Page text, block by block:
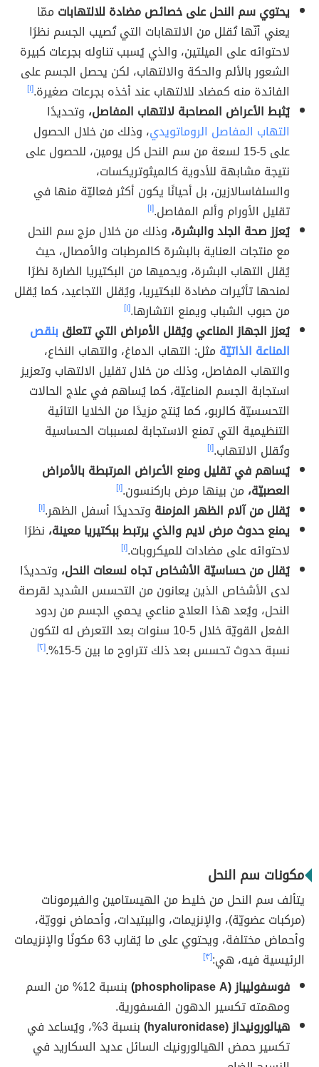
يحتوي سم النحل على خصائص مضادة للالتهابات ممّا
يعني أنّها تُقلل من الالتهابات التي تُصيب الجسم نظرًا
لاحتوائه على الميلتين، والذي يُسبب تناوله بجرعات كبيرة
الشعور بالألم والحكة والالتهاب، لكن يحصل الجسم على
الفائدة منه كمضاد للالتهاب عند أخذه بجرعات صغيرة.[١]
يُثبط الأعراض المصاحبة لالتهاب المفاصل، وتحديدًا
التهاب المفاصل الروماتويدي، وذلك من خلال الحصول
على 5-15 لسعة من سم النحل كل يومين، للحصول على
نتيجة مشابهة للأدوية كالميثوتريكسات،
والسلفاسالازين، بل أحيانًا يكون أكثر فعاليّة منها في
تقليل الأورام وألم المفاصل.[١]
يُعزز صحة الجلد والبشرة، وذلك من خلال مزج سم النحل
مع منتجات العناية بالبشرة كالمرطبات والأمصال، حيث
يُقلل التهاب البشرة، ويحميها من البكتيريا الضارة نظرًا
لمنحها تأثيرات مضادة للبكتيريا، ويُقلل التجاعيد، كما يُقلل
من حبوب الشباب ويمنع انتشارها.[١]
يُعزز الجهاز المناعي ويُقلل الأمراض التي تتعلقبنقص
المناعة الذاتيّة مثل: التهاب الدماغ، والتهاب النخاع،
والتهاب المفاصل، وذلك من خلال تقليل الالتهاب وتعزيز
استجابة الجسم المناعيّة، كما يُساهم في علاج الحالات
التحسسيّة كالربو، كما يُنتج مزيدًا من الخلايا التائية
التنظيمية التي تمنع الاستجابة لمسببات الحساسية
وتُقلل الالتهاب.[١]
يُساهم في تقليل ومنع الأعراض المرتبطة بالأمراض
العصبيّة، من بينها مرض باركنسون.[١]
يُقلل من آلام الظهر المزمنة وتحديدًا أسفل الظهر.[١]
يمنع حدوث مرض لايم والذي يرتبط ببكتيريا معينة، نظرًا
لاحتوائه على مضادات للميكروبات.[١]
يُقلل من حساسيّة الأشخاص تجاه لسعات النحل، وتحديدًا
لدى الأشخاص الذين يعانون من التحسس الشديد لقرصة
النحل، ويُعد هذا العلاج مناعي يحمي الجسم من ردود
الفعل القويّة خلال 5-10 سنوات بعد التعرض له لتكون
نسبة حدوث تحسس بعد ذلك تتراوح ما بين 5-15%.
[٢]
مكونات سم النحل
يتألف سم النحل من خليط من الهيستامين والفيرمونات
(مركبات عضويّة)، والإنزيمات، والببتيدات، وأحماض نوويّة،
وأحماض مختلفة، ويحتوي على ما يُقارب 63 مكونًا والإنزيمات
الرئيسية فيه، هي:[٣]
فوسفوليباز(
phospholipase A
)
بنسبة 12% من السم
ومهمته تكسير الدهون الفسفورية.
هيالورونيداز (hyaluronidase)
بنسبة 3%، ويُساعد في
تكسير حمض الهيالورونيك السائل عديد السكاريد في